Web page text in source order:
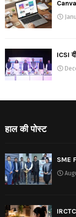
ICSI
हाल की पोस्ट
SME